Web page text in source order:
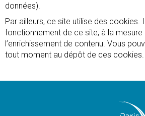
données).
Par ailleurs, ce site utilise des cookies.
fonctionnement de ce site, à la mesure
l’enrichissement de contenu. Vous
tout moment au dépôt de ces cookies.